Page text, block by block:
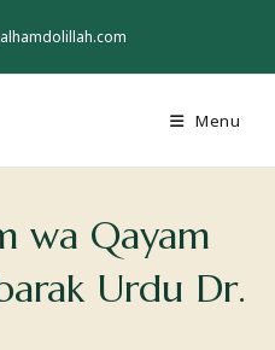
Menu
wa Qayam
Urdu Dr.